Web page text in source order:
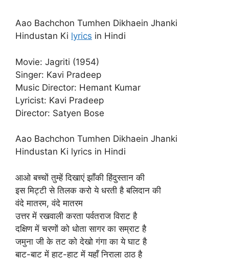
Aao Bachchon Tumhen Dikhaein Jhanki
Hindustan Ki lyrics in Hindi
Movie: Jagriti (1954)
Singer: Kavi Pradeep
Music Director: Hemant Kumar
Lyricist: Kavi Pradeep
Director: Satyen Bose
Aao Bachchon Tumhen Dikhaein Jhanki
Hindustan Ki lyrics in Hindi
आओ बच्चों तुम्हें दिखाएं झाँकी हिंदुस्तान की
इस मिट्टी से तिलक करो ये धरती है बलिदान की
वंदे मातरम, वंदे मातरम
उत्तर में रखवाली करता पर्वतराज विराट है
दक्षिण में चरणों को धोता सागर का सम्राट है
जमुना जी के तट को देखो गंगा का ये घाट है
बाट-बाट में हाट-हाट में यहाँ निराला ठाठ है